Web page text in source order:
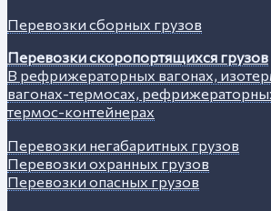
Перевозки сборных грузов
Перевозки скоропортящихся грузов
В рефрижераторных вагонах,
вагонах-термосах,
термос-контейнерах
Перевозки негабаритных грузов
Перевозки охранных грузов
Перевозки опасных грузов